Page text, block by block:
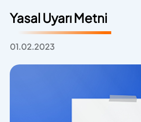
Yasal Uyarı Metni
01.02.2023